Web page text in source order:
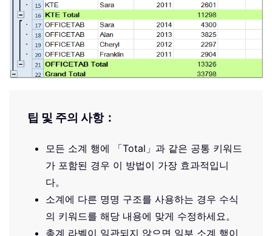
팁 및 주의 사항：
모든 소계 행에 「Total」과 같은 공통 키워드
가 포함된 경우 이 방법이 가장 효과적입니
다。
소계에 다른 명명 구조를 사용하는 경우 수식
의 키워드를 해당 내용에 맞게 수정하세요。
총계 라벨이 일관되지 않으면 일부 소계 행이